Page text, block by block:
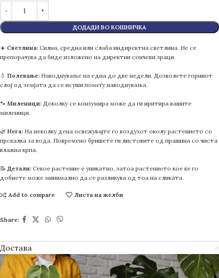
ДОДАДИ ВО КОШНИЧКА
☀️ Светлина: Силна, средна или слаба индиректна светлина. Не се
препорачува да биде изложено на директни сончеви зраци.
💧 Полевање: Наводнување на една до две недели. Дозволете горниот
слој од земјата да се исуши помеѓу наводнувања.
🐾 Миленици: Доколку се конзумира може да ги иритира вашите
миленици.
🌿 Нега: На неколку дена освежувајте го воздухот околу растението со
прскалка за вода. Повремено бришете ги листовите од прашина со чиста
влажна крпа.
📝 Детали: Секое растение е уникатно, затоа растението кое ќе го
добиете може минимално да се разликува од тоа на сликата.
Add to compare Листа на желби
Share:
Достава